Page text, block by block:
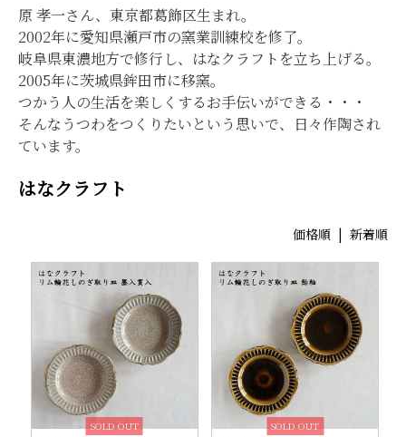
原 孝一さん、東京都葛飾区生まれ。
2002年に愛知県瀬戸市の窯業訓練校を修了。
岐阜県東濃地方で修行し、はなクラフトを立ち上げる。
2005年に茨城県鉾田市に移窯。
つかう人の生活を楽しくするお手伝いができる・・・
そんなうつわをつくりたいという思いで、日々作陶され
ています。
はなクラフト
価格順 | 新着順
SOLD OUT SOLD OUT